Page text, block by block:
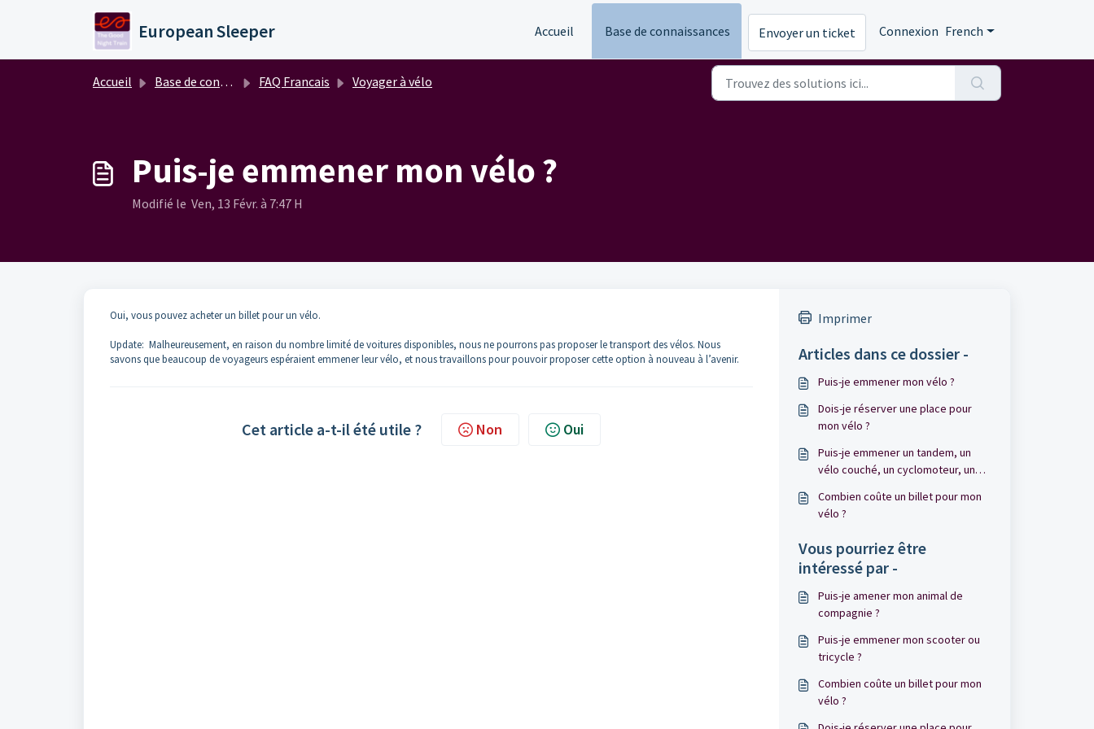
European Sleeper Accueil Base de connaissances Envoyer un ticket Connexion French
Accueil Base de connaissances FAQ Francais Voyager à vélo
Puis-je emmener mon vélo ?
Modifié le Ven, 13 Févr. à 7:47 H
Oui, vous pouvez acheter un billet pour un vélo.
Update: Malheureusement, en raison du nombre limité de voitures disponibles, nous ne pourrons pas proposer le transport des vélos. Nous
savons que beaucoup de voyageurs espéraient emmener leur vélo, et nous travaillons pour pouvoir proposer cette option à nouveau à l’avenir.
Cet article a-t-il été utile ? Non Oui
Imprimer
Articles dans ce dossier -
Puis-je emmener mon vélo ?
Dois-je réserver une place pour
mon vélo ?
Puis-je emmener un tandem, un
vélo couché, un cyclomoteur, une
mobilité, un vélo cargo ?
Combien coûte un billet pour mon
vélo ?
Vous pourriez être
intéressé par -
Puis-je amener mon animal de
compagnie ?
Puis-je emmener mon scooter ou
tricycle ?
Combien coûte un billet pour mon
vélo ?